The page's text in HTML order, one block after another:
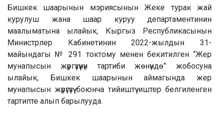
Бишкек шаарынын мэриясынын Жеке турак жай
курулуш жана шаар куруу департаментинин
маалыматына ылайык, Кыргыз Республикасынын
Министрлер Кабинетинин 2022-жылдын 31-
майындагы № 291 токтому менен бекитилген “Жер
мунапысын жүргүзүүнүн тартиби жөнүндө” жобосуна
ылайык, Бишкек шаарынын аймагында жер
мунапысын жүрүгүзүү боюнча тийиштүү иштер белгиленген
тартипте алып барылууда.